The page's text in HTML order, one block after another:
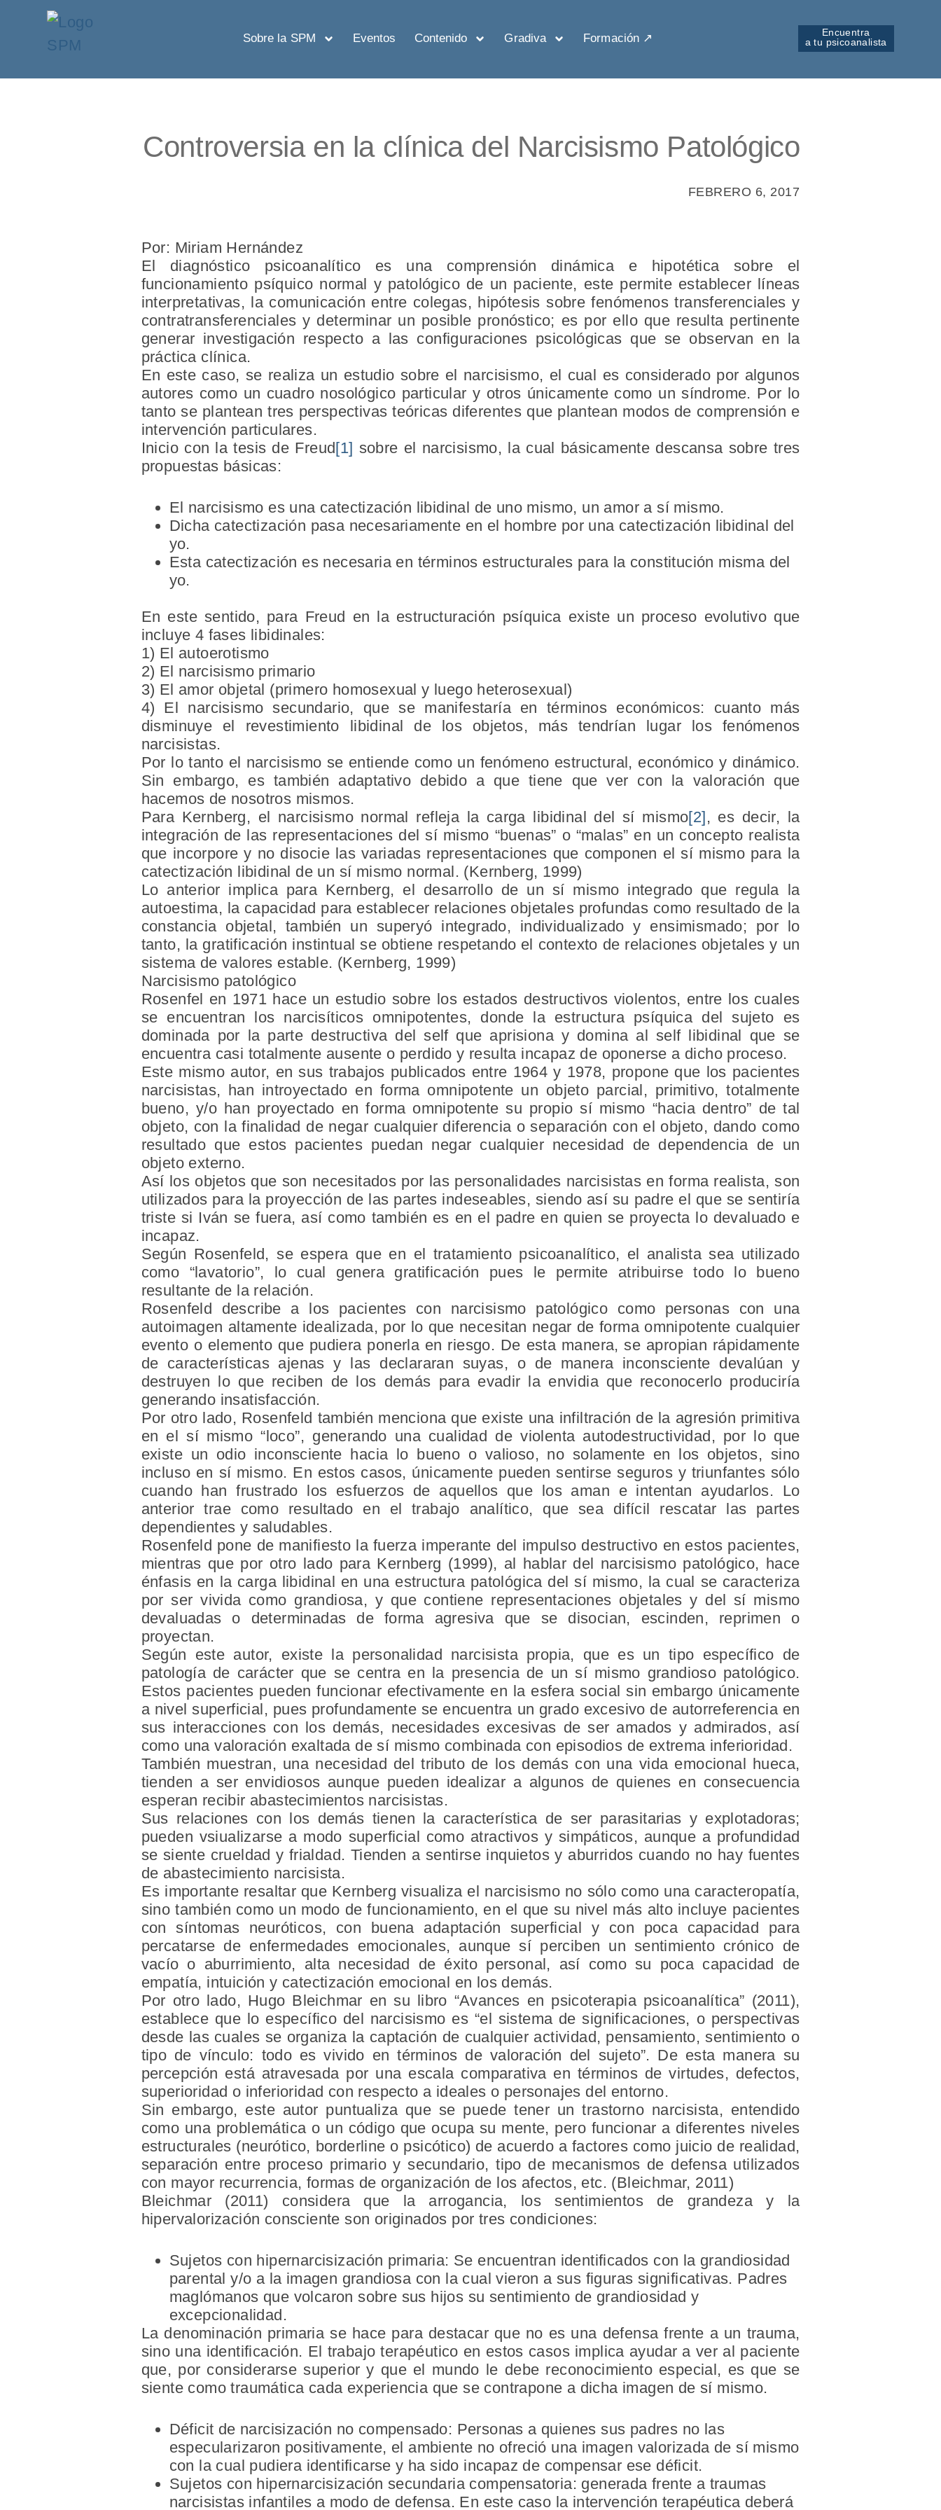
Sobre la SPM Eventos Contenido Gradiva Formación ↗︎
Encuentra
a tu psicoanalista
Controversia en la clínica del Narcisismo Patológico
FEBRERO 6, 2017
Por: Miriam Hernández
El diagnóstico psicoanalítico es una comprensión dinámica e hipotética sobre el
funcionamiento psíquico normal y patológico de un paciente, este permite establecer líneas
interpretativas, la comunicación entre colegas, hipótesis sobre fenómenos transferenciales y
contratransferenciales y determinar un posible pronóstico; es por ello que resulta pertinente
generar investigación respecto a las configuraciones psicológicas que se observan en la
práctica clínica.
En este caso, se realiza un estudio sobre el narcisismo, el cual es considerado por algunos
autores como un cuadro nosológico particular y otros únicamente como un síndrome. Por lo
tanto se plantean tres perspectivas teóricas diferentes que plantean modos de comprensión e
intervención particulares.
Inicio con la tesis de Freud[1] sobre el narcisismo, la cual básicamente descansa sobre tres
propuestas básicas:
El narcisismo es una catectización libidinal de uno mismo, un amor a sí mismo.
Dicha catectización pasa necesariamente en el hombre por una catectización libidinal del
yo.
Esta catectización es necesaria en términos estructurales para la constitución misma del
yo.
En este sentido, para Freud en la estructuración psíquica existe un proceso evolutivo que
incluye 4 fases libidinales:
1) El autoerotismo
2) El narcisismo primario
3) El amor objetal (primero homosexual y luego heterosexual)
4) El narcisismo secundario, que se manifestaría en términos económicos: cuanto más
disminuye el revestimiento libidinal de los objetos, más tendrían lugar los fenómenos
narcisistas.
Por lo tanto el narcisismo se entiende como un fenómeno estructural, económico y dinámico.
Sin embargo, es también adaptativo debido a que tiene que ver con la valoración que
hacemos de nosotros mismos.
Para Kernberg, el narcisismo normal refleja la carga libidinal del sí mismo[2], es decir, la
integración de las representaciones del sí mismo “buenas” o “malas” en un concepto realista
que incorpore y no disocie las variadas representaciones que componen el sí mismo para la
catectización libidinal de un sí mismo normal. (Kernberg, 1999)
Lo anterior implica para Kernberg, el desarrollo de un sí mismo integrado que regula la
autoestima, la capacidad para establecer relaciones objetales profundas como resultado de la
constancia objetal, también un superyó integrado, individualizado y ensimismado; por lo
tanto, la gratificación instintual se obtiene respetando el contexto de relaciones objetales y un
sistema de valores estable. (Kernberg, 1999)
Narcisismo patológico
Rosenfel en 1971 hace un estudio sobre los estados destructivos violentos, entre los cuales
se encuentran los narcisíticos omnipotentes, donde la estructura psíquica del sujeto es
dominada por la parte destructiva del self que aprisiona y domina al self libidinal que se
encuentra casi totalmente ausente o perdido y resulta incapaz de oponerse a dicho proceso.
Este mismo autor, en sus trabajos publicados entre 1964 y 1978, propone que los pacientes
narcisistas, han introyectado en forma omnipotente un objeto parcial, primitivo, totalmente
bueno, y/o han proyectado en forma omnipotente su propio sí mismo “hacia dentro” de tal
objeto, con la finalidad de negar cualquier diferencia o separación con el objeto, dando como
resultado que estos pacientes puedan negar cualquier necesidad de dependencia de un
objeto externo.
Así los objetos que son necesitados por las personalidades narcisistas en forma realista, son
utilizados para la proyección de las partes indeseables, siendo así su padre el que se sentiría
triste si Iván se fuera, así como también es en el padre en quien se proyecta lo devaluado e
incapaz.
Según Rosenfeld, se espera que en el tratamiento psicoanalítico, el analista sea utilizado
como “lavatorio”, lo cual genera gratificación pues le permite atribuirse todo lo bueno
resultante de la relación.
Rosenfeld describe a los pacientes con narcisismo patológico como personas con una
autoimagen altamente idealizada, por lo que necesitan negar de forma omnipotente cualquier
evento o elemento que pudiera ponerla en riesgo. De esta manera, se apropian rápidamente
de características ajenas y las declararan suyas, o de manera inconsciente devalúan y
destruyen lo que reciben de los demás para evadir la envidia que reconocerlo produciría
generando insatisfacción.
Por otro lado, Rosenfeld también menciona que existe una infiltración de la agresión primitiva
en el sí mismo “loco”, generando una cualidad de violenta autodestructividad, por lo que
existe un odio inconsciente hacia lo bueno o valioso, no solamente en los objetos, sino
incluso en sí mismo. En estos casos, únicamente pueden sentirse seguros y triunfantes sólo
cuando han frustrado los esfuerzos de aquellos que los aman e intentan ayudarlos. Lo
anterior trae como resultado en el trabajo analítico, que sea difícil rescatar las partes
dependientes y saludables.
Rosenfeld pone de manifiesto la fuerza imperante del impulso destructivo en estos pacientes,
mientras que por otro lado para Kernberg (1999), al hablar del narcisismo patológico, hace
énfasis en la carga libidinal en una estructura patológica del sí mismo, la cual se caracteriza
por ser vivida como grandiosa, y que contiene representaciones objetales y del sí mismo
devaluadas o determinadas de forma agresiva que se disocian, escinden, reprimen o
proyectan.
Según este autor, existe la personalidad narcisista propia, que es un tipo específico de
patología de carácter que se centra en la presencia de un sí mismo grandioso patológico.
Estos pacientes pueden funcionar efectivamente en la esfera social sin embargo únicamente
a nivel superficial, pues profundamente se encuentra un grado excesivo de autorreferencia en
sus interacciones con los demás, necesidades excesivas de ser amados y admirados, así
como una valoración exaltada de sí mismo combinada con episodios de extrema inferioridad.
También muestran, una necesidad del tributo de los demás con una vida emocional hueca,
tienden a ser envidiosos aunque pueden idealizar a algunos de quienes en consecuencia
esperan recibir abastecimientos narcisistas.
Sus relaciones con los demás tienen la característica de ser parasitarias y explotadoras;
pueden vsiualizarse a modo superficial como atractivos y simpáticos, aunque a profundidad
se siente crueldad y frialdad. Tienden a sentirse inquietos y aburridos cuando no hay fuentes
de abastecimiento narcisista.
Es importante resaltar que Kernberg visualiza el narcisismo no sólo como una caracteropatía,
sino también como un modo de funcionamiento, en el que su nivel más alto incluye pacientes
con síntomas neuróticos, con buena adaptación superficial y con poca capacidad para
percatarse de enfermedades emocionales, aunque sí perciben un sentimiento crónico de
vacío o aburrimiento, alta necesidad de éxito personal, así como su poca capacidad de
empatía, intuición y catectización emocional en los demás.
Por otro lado, Hugo Bleichmar en su libro “Avances en psicoterapia psicoanalítica” (2011),
establece que lo específico del narcisismo es “el sistema de significaciones, o perspectivas
desde las cuales se organiza la captación de cualquier actividad, pensamiento, sentimiento o
tipo de vínculo: todo es vivido en términos de valoración del sujeto”. De esta manera su
percepción está atravesada por una escala comparativa en términos de virtudes, defectos,
superioridad o inferioridad con respecto a ideales o personajes del entorno.
Sin embargo, este autor puntualiza que se puede tener un trastorno narcisista, entendido
como una problemática o un código que ocupa su mente, pero funcionar a diferentes niveles
estructurales (neurótico, borderline o psicótico) de acuerdo a factores como juicio de realidad,
separación entre proceso primario y secundario, tipo de mecanismos de defensa utilizados
con mayor recurrencia, formas de organización de los afectos, etc. (Bleichmar, 2011)
Bleichmar (2011) considera que la arrogancia, los sentimientos de grandeza y la
hipervalorización consciente son originados por tres condiciones:
Sujetos con hipernarcisización primaria: Se encuentran identificados con la grandiosidad
parental y/o a la imagen grandiosa con la cual vieron a sus figuras significativas. Padres
maglómanos que volcaron sobre sus hijos su sentimiento de grandiosidad y
excepcionalidad.
La denominación primaria se hace para destacar que no es una defensa frente a un trauma,
sino una identificación. El trabajo terapéutico en estos casos implica ayudar a ver al paciente
que, por considerarse superior y que el mundo le debe reconocimiento especial, es que se
siente como traumática cada experiencia que se contrapone a dicha imagen de sí mismo.
Déficit de narcisización no compensado: Personas a quienes sus padres no las
especularizaron positivamente, el ambiente no ofreció una imagen valorizada de sí mismo
con la cual pudiera identificarse y ha sido incapaz de compensar ese déficit.
Sujetos con hipernarcisización secundaria compensatoria: generada frente a traumas
narcisistas infantiles a modo de defensa. En este caso la intervención terapéutica deberá